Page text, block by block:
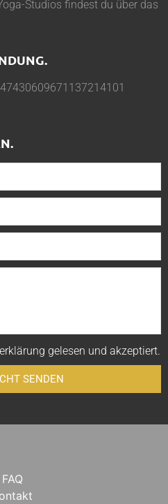
Studios findest du über das
gelesen und akzeptiert.
SENDEN
FAQ